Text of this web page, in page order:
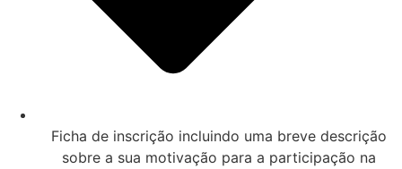
Ficha de inscrição incluindo uma breve descrição
sobre a sua motivação para a participação na